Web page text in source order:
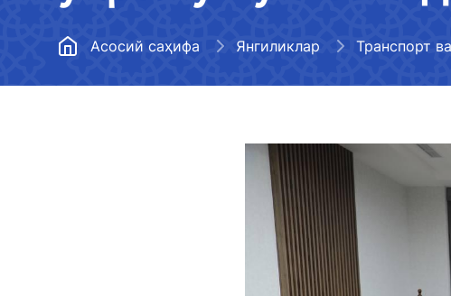
Бўш иш ўринлари
Коррупцияга қарши курашиш
Коррупцияга оид мурожаатлар
Авиация ҳодисалари ва
бошқармаси
Транспорт вазирлиги
Транспорт вазирлиги
фаолиятига оид ҳисобот (2023
Кўп бериладиган саволларга
тўғрисидаги ахборотлар
чекланган ахборотлар
OAВ вакилларини
қилиш
Транспорт вазирлиги
веб-сайтига
мажбурий бўлган
Асосий саҳифа Янгиликлар